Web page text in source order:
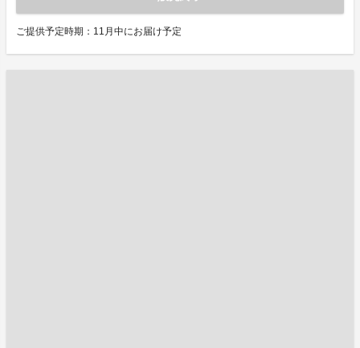
ご提供予定時期：11月中にお届け予定